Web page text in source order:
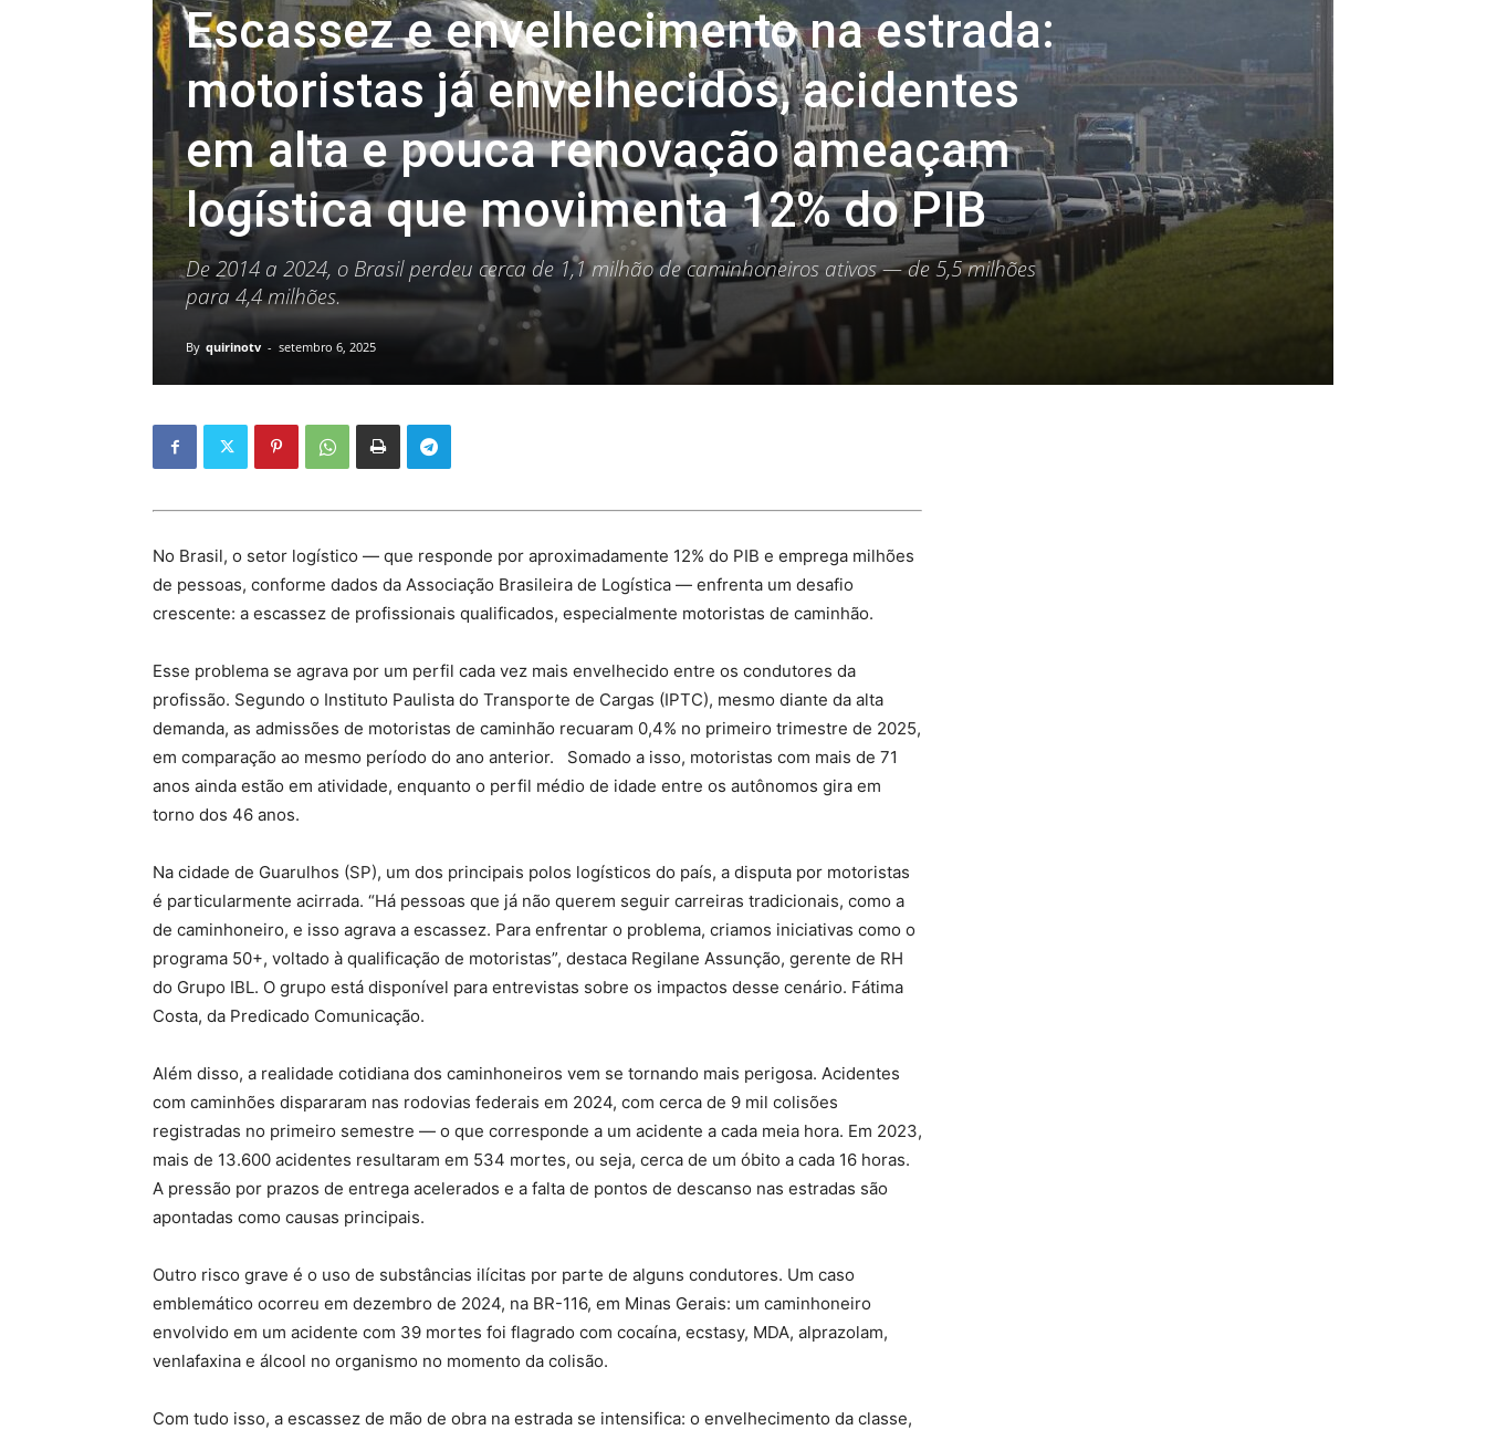
Escassez e envelhecimento na estrada:
motoristas já envelhecidos, acidentes
em alta e pouca renovação ameaçam
logística que movimenta 12% do PIB
De 2014 a 2024, o Brasil perdeu cerca de 1,1 milhão de caminhoneiros ativos — de 5,5 milhões
para 4,4 milhões.
By quirinotv - setembro 6, 2025
No Brasil, o setor logístico — que responde por aproximadamente 12% do PIB e emprega milhões
de pessoas, conforme dados da Associação Brasileira de Logística — enfrenta um desafio
crescente: a escassez de profissionais qualificados, especialmente motoristas de caminhão.
Esse problema se agrava por um perfil cada vez mais envelhecido entre os condutores da
profissão. Segundo o Instituto Paulista do Transporte de Cargas (IPTC), mesmo diante da alta
demanda, as admissões de motoristas de caminhão recuaram 0,4% no primeiro trimestre de 2025,
em comparação ao mesmo período do ano anterior. Somado a isso, motoristas com mais de 71
anos ainda estão em atividade, enquanto o perfil médio de idade entre os autônomos gira em
torno dos 46 anos.
Na cidade de Guarulhos (SP), um dos principais polos logísticos do país, a disputa por motoristas
é particularmente acirrada. “Há pessoas que já não querem seguir carreiras tradicionais, como a
de caminhoneiro, e isso agrava a escassez. Para enfrentar o problema, criamos iniciativas como o
programa 50+, voltado à qualificação de motoristas”, destaca Regilane Assunção, gerente de RH
do Grupo IBL. O grupo está disponível para entrevistas sobre os impactos desse cenário. Fátima
Costa, da Predicado Comunicação.
Além disso, a realidade cotidiana dos caminhoneiros vem se tornando mais perigosa. Acidentes
com caminhões dispararam nas rodovias federais em 2024, com cerca de 9 mil colisões
registradas no primeiro semestre — o que corresponde a um acidente a cada meia hora. Em 2023,
mais de 13.600 acidentes resultaram em 534 mortes, ou seja, cerca de um óbito a cada 16 horas.
A pressão por prazos de entrega acelerados e a falta de pontos de descanso nas estradas são
apontadas como causas principais.
Outro risco grave é o uso de substâncias ilícitas por parte de alguns condutores. Um caso
emblemático ocorreu em dezembro de 2024, na BR-116, em Minas Gerais: um caminhoneiro
envolvido em um acidente com 39 mortes foi flagrado com cocaína, ecstasy, MDA, alprazolam,
venlafaxina e álcool no organismo no momento da colisão.
Com tudo isso, a escassez de mão de obra na estrada se intensifica: o envelhecimento da classe,